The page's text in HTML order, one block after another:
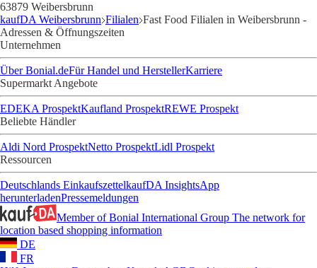
63879 Weibersbrunn
kaufDA Weibersbrunn Filialen Fast Food Filialen in Weibersbrunn -
Adressen & Öffnungszeiten
Unternehmen
Über Bonial.deFür Handel und HerstellerKarriere
Supermarkt Angebote
EDEKA ProspektKaufland ProspektREWE Prospekt
Beliebte Händler
Aldi Nord ProspektNetto ProspektLidl Prospekt
Ressourcen
Deutschlands EinkaufszettelkaufDA InsightsApp
herunterladenPressemeldungen
Member of Bonial International Group The network for
location based shopping information
DE
FR